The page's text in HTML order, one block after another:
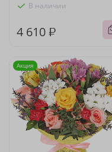
В наличии
4 610 ₽
Акция